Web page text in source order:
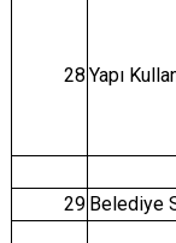
28 Yapı
29 Belediye